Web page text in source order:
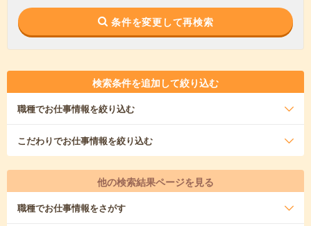
条件を変更して再検索
検索条件を追加して絞り込む
職種でお仕事情報を絞り込む
こだわりでお仕事情報を絞り込む
他の検索結果ページを見る
職種でお仕事情報をさがす